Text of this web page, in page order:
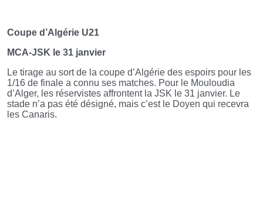
Coupe d’Algérie U21
MCA-JSK le 31 janvier
Le tirage au sort de la coupe d’Algérie des espoirs pour les
1/16 de finale a connu ses matches. Pour le Mouloudia
d’Alger, les réservistes affrontent la JSK le 31 janvier. Le
stade n’a pas été désigné, mais c’est le Doyen qui recevra
les Canaris.